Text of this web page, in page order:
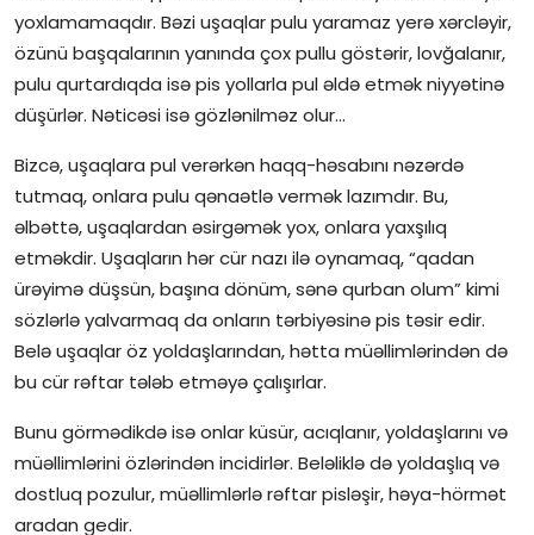
yoxlamamaqdır. Bəzi uşaqlar pulu yaramaz yerə xərcləyir,
özünü başqalarının yanında çox pullu göstərir, lovğalanır,
pulu qurtardıqda isə pis yollarla pul əldə etmək niyyətinə
düşürlər. Nəticəsi isə gözlənilməz olur…
Bizcə, uşaqlara pul verərkən haqq-həsabını nəzərdə
tutmaq, onlara pulu qənaətlə vermək lazımdır. Bu,
əlbəttə, uşaqlardan əsirgəmək yox, onlara yaxşılıq
etməkdir. Uşaqların hər cür nazı ilə oynamaq, “qadan
ürəyimə düşsün, başına dönüm, sənə qurban olum” kimi
sözlərlə yalvarmaq da onların tərbiyəsinə pis təsir edir.
Belə uşaqlar öz yoldaşlarından, hətta müəllimlərindən də
bu cür rəftar tələb etməyə çalışırlar.
Bunu görmədikdə isə onlar küsür, acıqlanır, yoldaşlarını və
müəllimlərini özlərindən incidirlər. Beləliklə də yoldaşlıq və
dostluq pozulur, müəllimlərlə rəftar pisləşir, həya-hörmət
aradan gedir.